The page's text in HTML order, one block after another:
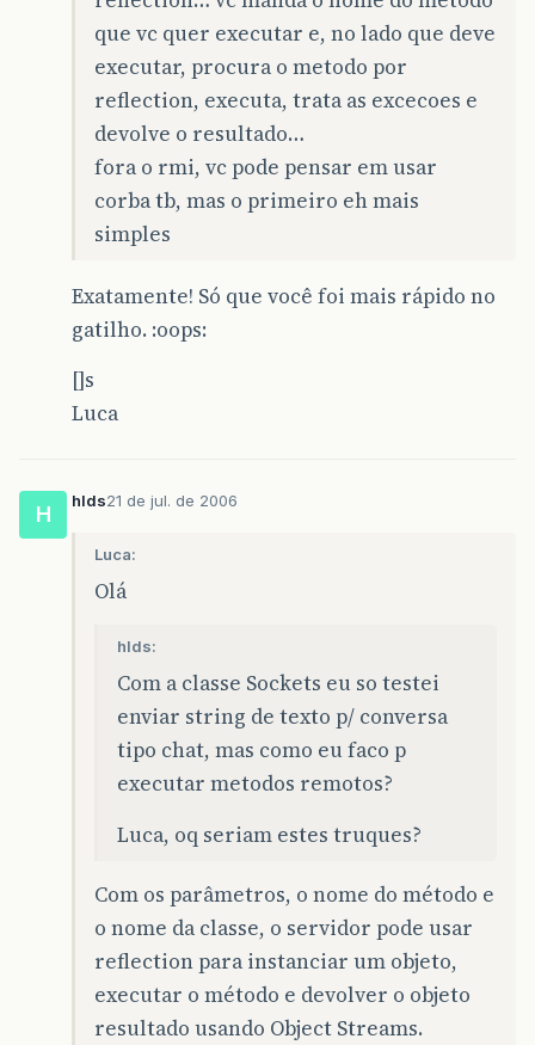
que vc quer executar e, no lado que deve
executar, procura o metodo por
reflection, executa, trata as excecoes e
devolve o resultado…
fora o rmi, vc pode pensar em usar
corba tb, mas o primeiro eh mais
simples
Exatamente! Só que você foi mais rápido no
gatilho. :oops:
[]s
Luca
H
hlds21 de jul. de 2006
Luca:
Olá
hlds:
Com a classe Sockets eu so testei
enviar string de texto p/ conversa
tipo chat, mas como eu faco p
executar metodos remotos?
Luca, oq seriam estes truques?
Com os parâmetros, o nome do método e
o nome da classe, o servidor pode usar
reflection para instanciar um objeto,
executar o método e devolver o objeto
resultado usando Object Streams.